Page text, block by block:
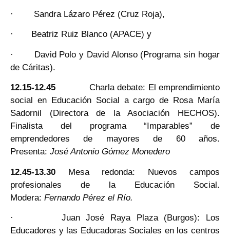
· Sandra Lázaro Pérez (Cruz Roja),
· Beatriz Ruiz Blanco (APACE) y
· David Polo y David Alonso (Programa sin hogar
de Cáritas).
12.15-12.45
Charla debate: El emprendimiento
social en Educación Social a cargo de Rosa María
Sadornil (Directora de la Asociación HECHOS).
Finalista del programa “Imparables” de
emprendedores de mayores de 60 años.
Presenta: José Antonio Gómez Monedero
12.45-13.30 Mesa redonda: Nuevos campos
profesionales de la Educación Social.
Modera: Fernando Pérez el Río.
· Juan José Raya Plaza (Burgos): Los
Educadores y las Educadoras Sociales en los centros